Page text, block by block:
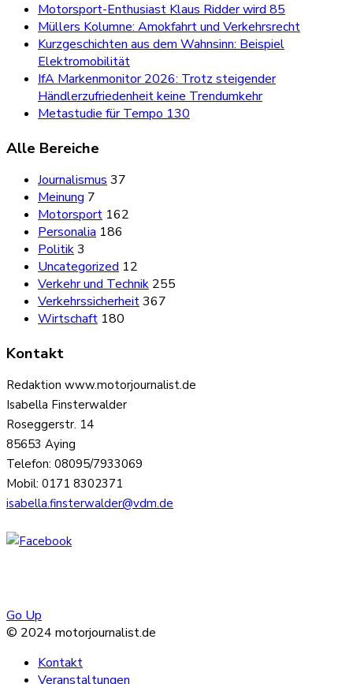
Motorsport-Enthusiast Klaus Ridder wird 85
Müllers Kolumne: Amokfahrt und Verkehrsrecht
Kurzgeschichten aus dem Wahnsinn: Beispiel
Elektromobilität
IfA Markenmonitor 2026: Trotz steigender
Händlerzufriedenheit keine Trendumkehr
Metastudie für Tempo 130
Alle Bereiche
Journalismus 37
Meinung 7
Motorsport 162
Personalia 186
Politik3
Uncategorized 12
Verkehr und Technik 255
Verkehrssicherheit367
Wirtschaft 180
Kontakt
Redaktion www.motorjournalist.de
Isabella Finsterwalder
Roseggerstr. 14
85653 Aying
Telefon: 08095/7933069
Mobil: 0171 8302371
isabella.finsterwalder@vdm.de
Go Up
© 2024 motorjournalist.de
Kontakt
Veranstaltungen